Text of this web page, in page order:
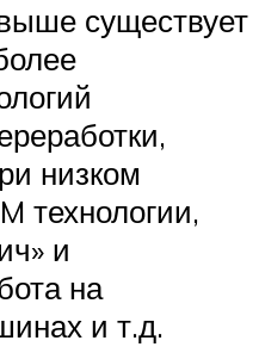
существует
низком
технологии,
и
на
и т.д.